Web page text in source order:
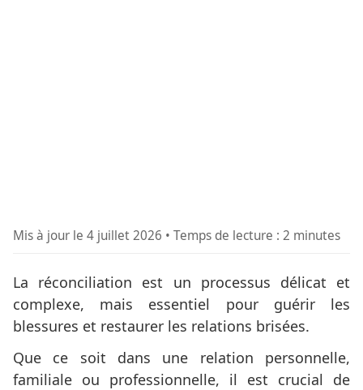
Mis à jour le 4 juillet 2026 • Temps de lecture : 2 minutes
La réconciliation est un processus délicat et
complexe, mais essentiel pour guérir les
blessures et restaurer les relations brisées.
Que ce soit dans une relation personnelle,
familiale ou professionnelle, il est crucial de